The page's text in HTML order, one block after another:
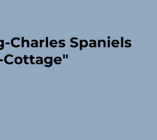
Charles Spaniels